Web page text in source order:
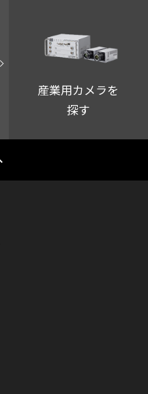
産業用カメラを
探す